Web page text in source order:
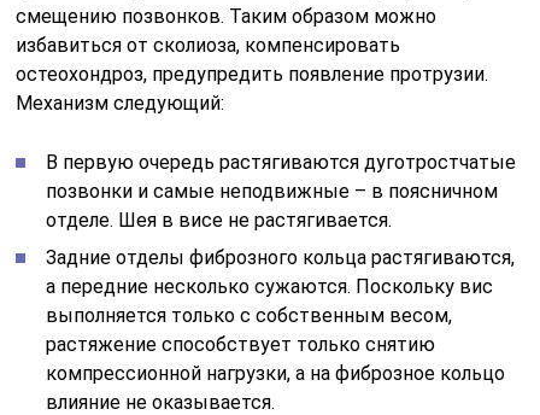
смещению позвонков. Таким образом можно
избавиться от сколиоза, компенсировать
остеохондроз, предупредить появление протрузии.
Механизм следующий:
В первую очередь растягиваются дуготростчатые
позвонки и самые неподвижные – в поясничном
отделе. Шея в висе не растягивается.
Задние отделы фиброзного кольца растягиваются,
а передние несколько сужаются. Поскольку вис
выполняется только с собственным весом,
растяжение способствует только снятию
компрессионной нагрузки, а на фиброзное кольцо
влияние не оказывается.